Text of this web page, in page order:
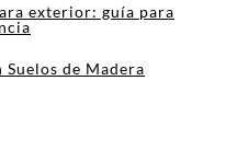
exterior: guía para
de Madera